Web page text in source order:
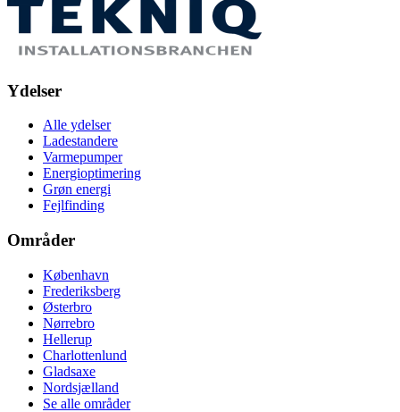
Ydelser
Alle ydelser
Ladestandere
Varmepumper
Energioptimering
Grøn energi
Fejlfinding
Områder
København
Frederiksberg
Østerbro
Nørrebro
Hellerup
Charlottenlund
Gladsaxe
Nordsjælland
Se alle områder